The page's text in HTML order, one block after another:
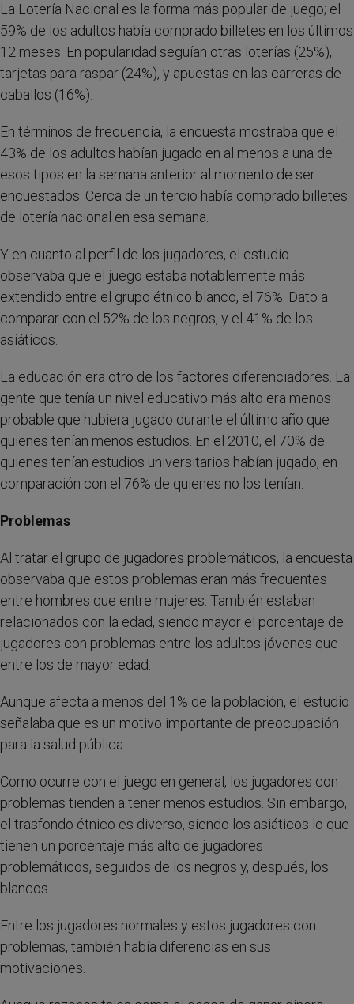
La Lotería Nacional es la forma más popular de juego; el
59% de los adultos había comprado billetes en los últimos
12 meses. En popularidad seguían otras loterías (25%),
tarjetas para raspar (24%), y apuestas en las carreras de
caballos (16%).
En términos de frecuencia, la encuesta mostraba que el
43% de los adultos habían jugado en al menos a una de
esos tipos en la semana anterior al momento de ser
encuestados. Cerca de un tercio había comprado billetes
de lotería nacional en esa semana.
Y en cuanto al perfil de los jugadores, el estudio
observaba que el juego estaba notablemente más
extendido entre el grupo étnico blanco, el 76%. Dato a
comparar con el 52% de los negros, y el 41% de los
asiáticos.
La educación era otro de los factores diferenciadores. La
gente que tenía un nivel educativo más alto era menos
probable que hubiera jugado durante el último año que
quienes tenían menos estudios. En el 2010, el 70% de
quienes tenían estudios universitarios habían jugado, en
comparación con el 76% de quienes no los tenían.
Problemas
Al tratar el grupo de jugadores problemáticos, la encuesta
observaba que estos problemas eran más frecuentes
entre hombres que entre mujeres. También estaban
relacionados con la edad, siendo mayor el porcentaje de
jugadores con problemas entre los adultos jóvenes que
entre los de mayor edad.
Aunque afecta a menos del 1% de la población, el estudio
señalaba que es un motivo importante de preocupación
para la salud pública.
Como ocurre con el juego en general, los jugadores con
problemas tienden a tener menos estudios. Sin embargo,
el trasfondo étnico es diverso, siendo los asiáticos lo que
tienen un porcentaje más alto de jugadores
problemáticos, seguidos de los negros y, después, los
blancos.
Entre los jugadores normales y estos jugadores con
problemas, también había diferencias en sus
motivaciones.